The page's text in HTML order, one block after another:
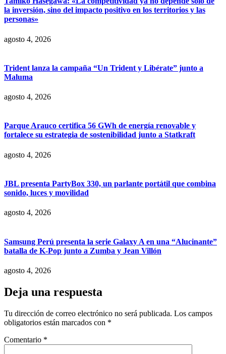
la inversión, sino del impacto positivo en los territorios y las
personas»
agosto 4, 2026
Trident lanza la campaña “Un Trident y Libérate” junto a
Maluma
agosto 4, 2026
Parque Arauco certifica 56 GWh de energía renovable y
fortalece su estrategia de sostenibilidad junto a Statkraft
agosto 4, 2026
JBL presenta PartyBox 330, un parlante portátil que combina
sonido, luces y movilidad
agosto 4, 2026
Samsung Perú presenta la serie Galaxy A en una “Alucinante”
batalla de K-Pop junto a Zumba y Jean Villón
agosto 4, 2026
Deja una respuesta
Tu dirección de correo electrónico no será publicada. Los campos
obligatorios están marcados con *
Comentario *